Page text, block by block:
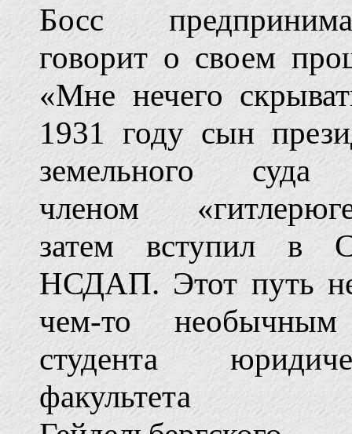
Босс
говорит о своем
«Мне нечего
1931 году сын
земельного суда
членом
затем вступил в
НСДАП. Этот путь
чем-то
студента
факультета